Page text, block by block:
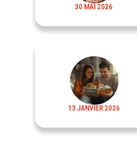
30 MAI 2026
13 JANVIER 2026